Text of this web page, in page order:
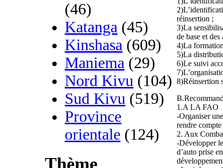
(46)
Katanga (45)
Kinshasa (609)
Maniema (29)
Nord Kivu (104)
Sud Kivu (519)
Province
orientale (124)
réinsertion ;
3)La
de base et
4)La
5)La
6)Le suivi
8)Réinsertion
1.A LA FAO
-Organiser
rendre
2. Aux
-Développer
d’auto prise